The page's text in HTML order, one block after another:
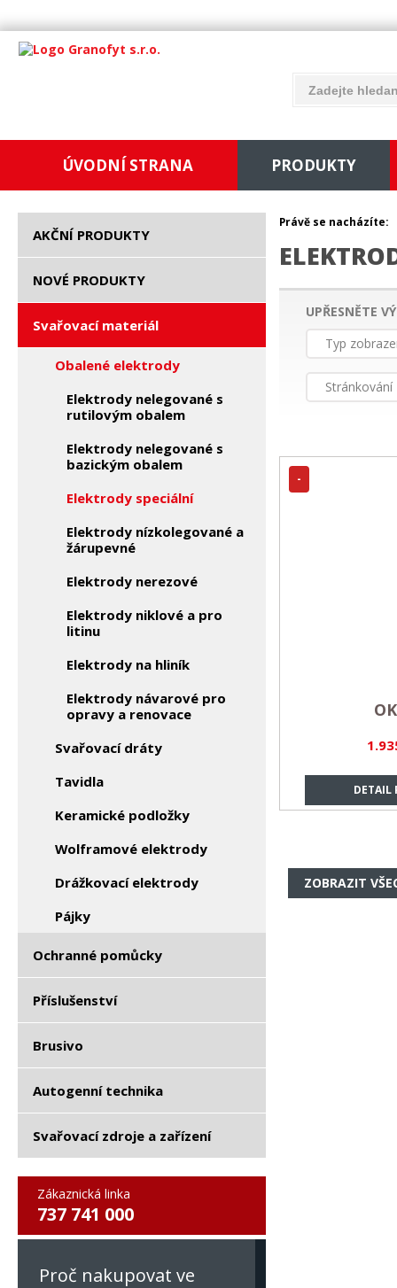
ÚVODNÍ STRANA PRODUKTY
AKČNÍ PRODUKTY
NOVÉ PRODUKTY
Svařovací materiál
Obalené elektrody
Elektrody nelegované s
rutilovým obalem
Elektrody nelegované s
bazickým obalem
Elektrody speciální
Elektrody nízkolegované a
žárupevné
Elektrody nerezové
Elektrody niklové a pro
litinu
Elektrody na hliník
Elektrody návarové pro
opravy a renovace
Svařovací dráty
Tavidla
Keramické podložky
Wolframové elektrody
Drážkovací elektrody
Pájky
Ochranné pomůcky
Příslušenství
Brusivo
Autogenní technika
Svařovací zdroje a zařízení
Zákaznická linka
737 741 000
Proč nakupovat ve
Právě se nacházíte:
UPŘESNĚTE
Typ
Stránkování
DETAIL
-
ZOBRAZIT